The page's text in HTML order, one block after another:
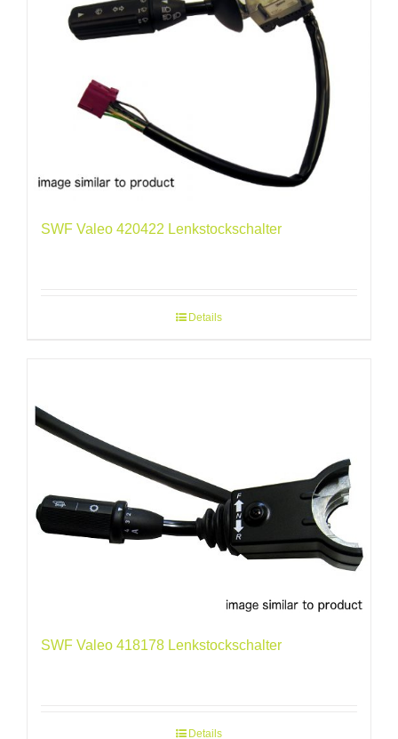
SWF Valeo 420422 Lenkstockschalter
Details
SWF Valeo 418178 Lenkstockschalter
Details